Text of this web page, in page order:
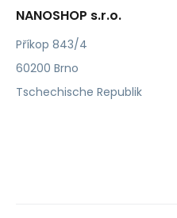
NANOSHOP s.r.o.
Příkop 843/4
60200 Brno
Tschechische Republik